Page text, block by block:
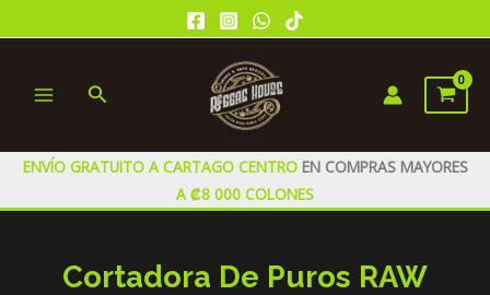
al
MENU
Buscar
ENVÍO GRATUITO A CARTAGO CENTRO EN COMPRAS MAYORES
A ₡8 000 COLONES
Cortadora De Puros RAW